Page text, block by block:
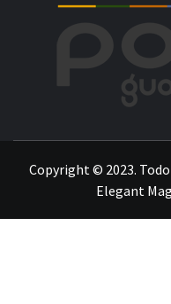
Copyright © 2023.
Elegant